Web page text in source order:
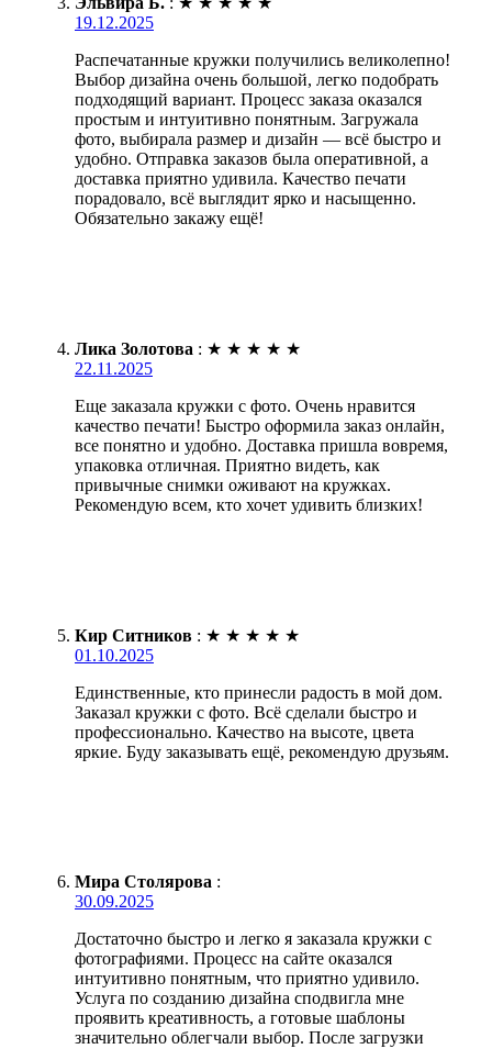
19.12.2025
Распечатанные кружки получились великолепно!
Выбор дизайна очень большой, легко подобрать
подходящий вариант. Процесс заказа оказался
простым и интуитивно понятным. Загружала
фото, выбирала размер и дизайн — всё быстро и
удобно. Отправка заказов была оперативной, а
доставка приятно удивила. Качество печати
порадовало, всё выглядит ярко и насыщенно.
Обязательно закажу ещё!
Лика Золотова : ★ ★ ★ ★ ★
22.11.2025
Еще заказала кружки с фото. Очень нравится
качество печати! Быстро оформила заказ онлайн,
все понятно и удобно. Доставка пришла вовремя,
упаковка отличная. Приятно видеть, как
привычные снимки оживают на кружках.
Рекомендую всем, кто хочет удивить близких!
Кир Ситников : ★ ★ ★ ★ ★
01.10.2025
Единственные, кто принесли радость в мой дом.
Заказал кружки с фото. Всё сделали быстро и
профессионально. Качество на высоте, цвета
яркие. Буду заказывать ещё, рекомендую друзьям.
Мира Столярова :
30.09.2025
Достаточно быстро и легко я заказала кружки с
фотографиями. Процесс на сайте оказался
интуитивно понятным, что приятно удивило.
Услуга по созданию дизайна сподвигла мне
проявить креативность, а готовые шаблоны
значительно облегчали выбор. После загрузки